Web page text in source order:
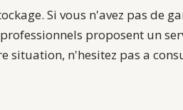
Si vous n'avez pas de
proposent un
situation, n'hesitez pas a